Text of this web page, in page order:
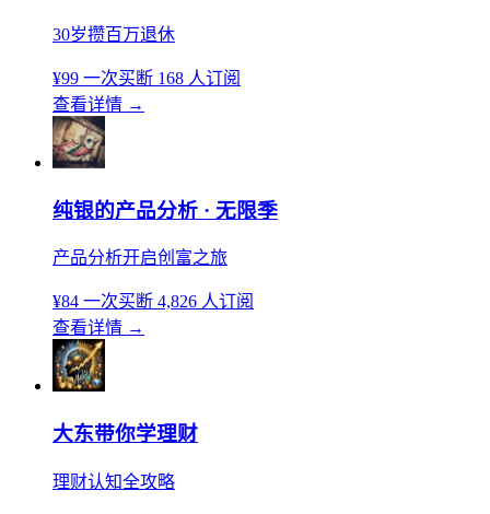
30岁攒百万退休
¥99 一次买断 168 人订阅
查看详情 →
纯银的产品分析 · 无限季
产品分析开启创富之旅
¥84 一次买断 4,826 人订阅
查看详情 →
大东带你学理财
理财认知全攻略